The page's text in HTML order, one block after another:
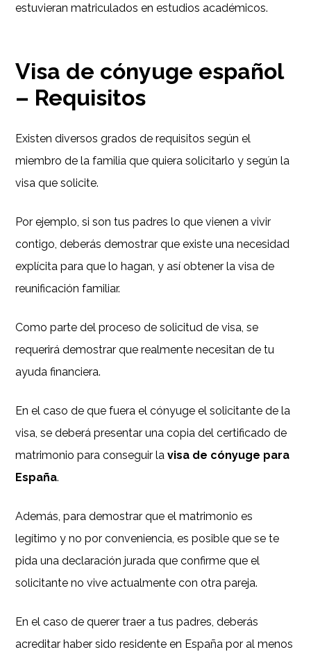
estuvieran matriculados en estudios académicos.
Visa de cónyuge español
– Requisitos
Existen diversos grados de requisitos según el
miembro de la familia que quiera solicitarlo y según la
visa que solicite.
Por ejemplo, si son tus padres lo que vienen a vivir
contigo, deberás demostrar que existe una necesidad
explícita para que lo hagan, y así obtener la visa de
reunificación familiar.
Como parte del proceso de solicitud de visa, se
requerirá demostrar que realmente necesitan de tu
ayuda financiera.
En el caso de que fuera el cónyuge el solicitante de la
visa, se deberá presentar una copia del certificado de
matrimonio para conseguir lavisa de cónyuge para
España.
Además, para demostrar que el matrimonio es
legítimo y no por conveniencia, es posible que se te
pida una declaración jurada que confirme que el
solicitante no vive actualmente con otra pareja.
En el caso de querer traer a tus padres, deberás
acreditar haber sido residente en España por al menos